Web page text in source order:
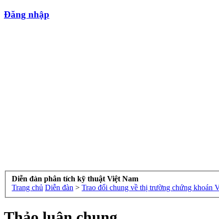
Đăng nhập
Diễn đàn phân tích kỹ thuật Việt Nam
Trang chủ Diễn đàn > Trao đổi chung về thị trường chứng khoán